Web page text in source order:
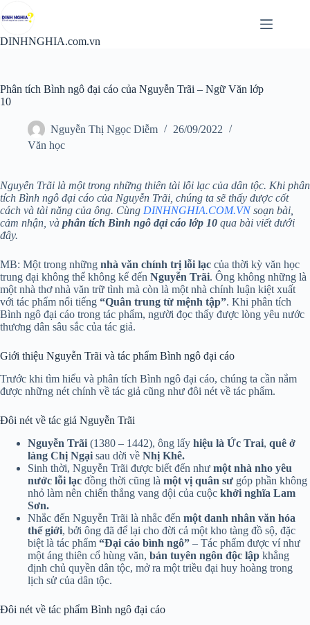
đến
nội
DINHNGHIA.com.vn
Phân tích Bình ngô đại cáo của Nguyễn Trãi – Ngữ Văn lớp
10
Nguyễn Thị Ngọc Diễm
26/09/2022
Văn học
Nguyễn Trãi là một trong những thiên tài lỗi lạc của dân tộc. Khi phân
tích Bình ngô đại cáo của Nguyễn Trãi, chúng ta sẽ thấy được cốt
cách và tài năng của ông. Cùng DINHNGHIA.COM.VNsoạn bài,
cảm nhận, và phân tích Bình ngô đại cáo lớp 10 qua bài viết dưới
đây.
MB: Một trong những nhà văn chính trị lỗi lạc của thời kỳ văn học
trung đại không thể không kể đến Nguyễn Trãi. Ông không những là
một nhà thơ nhà văn trữ tình mà còn là một nhà chính luận kiệt xuất
với tác phẩm nổi tiếng “Quân trung từ mệnh tập”. Khi phân tích
Bình ngô đại cáo trong tác phẩm, người đọc thấy được lòng yêu nước
thương dân sâu sắc của tác giả.
Giới thiệu Nguyễn Trãi và tác phẩm Bình ngô đại cáo
Trước khi tìm hiểu và phân tích Bình ngô đại cáo, chúng ta cần nắm
được những nét chính về tác giả cũng như đôi nét về tác phẩm.
Đôi nét về tác giả Nguyễn Trãi
Nguyễn Trãi (1380 – 1442), ông lấy hiệu là Ức Trai, quê ở
làng Chị Ngại sau dời về Nhị Khê.
Sinh thời, Nguyễn Trãi được biết đến như một nhà nho yêu
nước lỗi lạc đồng thời cũng là một vị quân sư góp phần không
nhỏ làm nên chiến thắng vang dội của cuộc khởi nghĩa Lam
Sơn.
Nhắc đến Nguyễn Trãi là nhắc đến một danh nhân văn hóa
thế giới, bởi ông đã để lại cho đời cả một kho tàng đồ sộ, đặc
biệt là tác phẩm “Đại cáo bình ngô” – Tác phẩm được ví như
một áng thiên cổ hùng văn, bản tuyên ngôn độc lập khẳng
định chủ quyền dân tộc, mở ra một triều đại huy hoàng trong
lịch sử của dân tộc.
Đôi nét về tác phẩm Bình ngô đại cáo